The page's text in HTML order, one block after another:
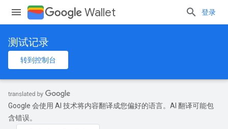
Wallet 登录
测试记录
转到控制台
Google 会使用 AI 技术将内容翻译成您偏好的语言。AI 翻译可能包
含错误。